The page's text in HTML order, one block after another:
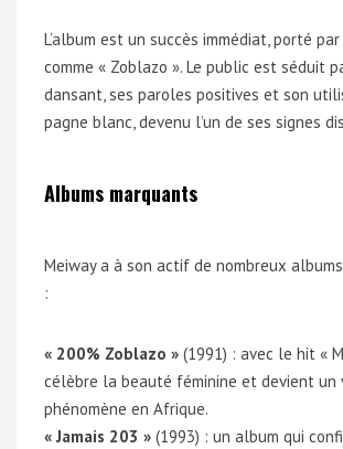
L’album est un succès immédiat, porté
comme « Zoblazo ». Le public est séduit
dansant, ses paroles positives et son
pagne blanc, devenu l’un de ses signes
Albums marquants
Meiway a à son actif de nombreux
:
« 200% Zoblazo » (1991) : avec le hit «
célèbre la beauté féminine et devient un
phénomène en Afrique.
« Jamais 203 » (1993) : un album qui